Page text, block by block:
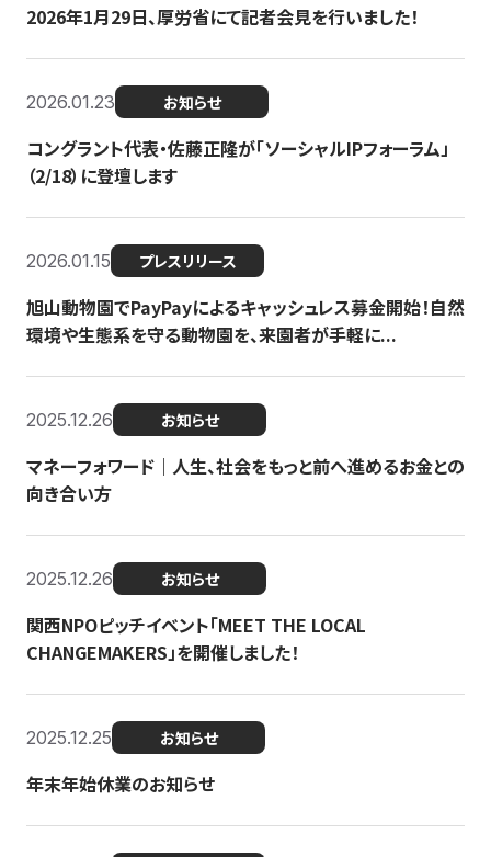
2026年1月29日、厚労省にて記者会見を行いました！
2026.01.23 お知らせ
コングラント代表・佐藤正隆が「ソーシャルIPフォーラム」
（2/18）に登壇します
2026.01.15 プレスリリース
旭山動物園でPayPayによるキャッシュレス募金開始！自然
環境や生態系を守る動物園を、来園者が手軽に...
2025.12.26 お知らせ
マネーフォワード｜人生、社会をもっと前へ進めるお金との
向き合い方
2025.12.26 お知らせ
関西NPOピッチイベント「MEET THE LOCAL
CHANGEMAKERS」を開催しました！
2025.12.25 お知らせ
年末年始休業のお知らせ